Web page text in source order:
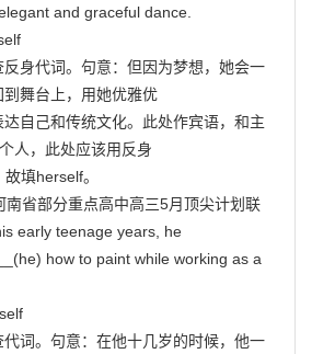
and graceful dance.
反身代词。句意：但因为梦想，她会一
到舞台上，用她优雅优
达自己和传统文化。此处作宾语，和主
人，此处应该用反身
填herself。
南省部分重点高中高三5月顶尖计划联
early teenage years, he
how to paint while working as a
代词。句意：在他十几岁的时候，他一